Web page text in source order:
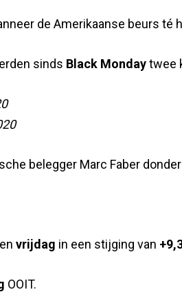
de Amerikaanse beurs té
sinds Black Mondaytwee
belegger Marc Faber
vrijdag in een stijging van
OOIT.